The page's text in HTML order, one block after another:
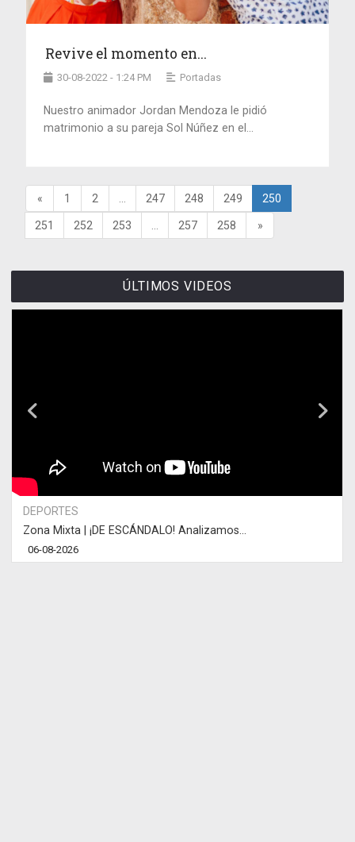
Revive el momento en...
30-08-2022 - 1:24 PM Portadas
Nuestro animador Jordan Mendoza le pidió
matrimonio a su pareja Sol Núñez en el...
« 1 2 247 248 249 250
251 252 253 257 258 »
ÚLTIMOS VIDEOS
DEPORTES
Zona Mixta | ¡DE ESCÁNDALO! Analizamos...
06-08-2026